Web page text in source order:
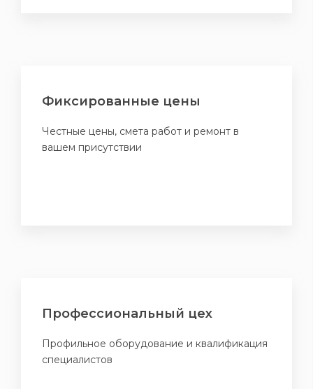
Фиксированные цены
Честные цены, смета работ и ремонт в
вашем присутствии
Профессиональный цех
Профильное оборудование и квалификация
специалистов